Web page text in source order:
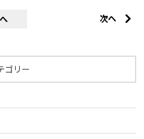
次へ
ゴリー